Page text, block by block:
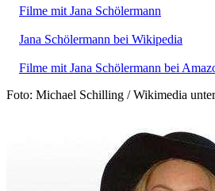
Filme mit Jana Schölermann
Jana Schölermann bei Wikipedia
Filme mit Jana Schölermann bei
Foto: Michael Schilling / Wikimedia